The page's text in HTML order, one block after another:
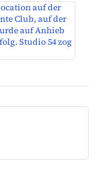
auf der
Club, auf der
auf Anhieb
Studio 54 zog